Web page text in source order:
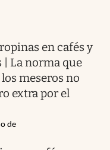
en cafés y
La norma que
meseros no
extra por el
de